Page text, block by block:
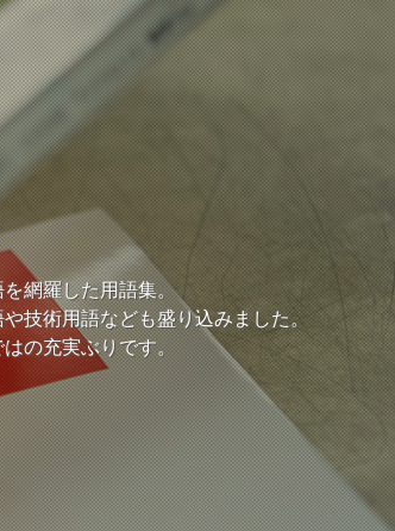
網羅した用語集。
技術用語なども盛り込みました。
の充実ぶりです。